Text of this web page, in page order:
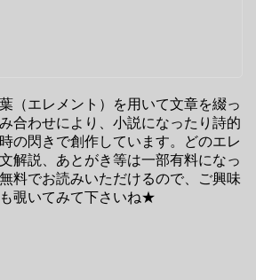
（エレメント）を用いて文章を綴っ
合わせにより、小説になったり詩的
の閃きで創作しています。どのエレ
解説、あとがき等は一部有料になっ
料でお読みいただけるので、ご興味
覗いてみて下さいね★